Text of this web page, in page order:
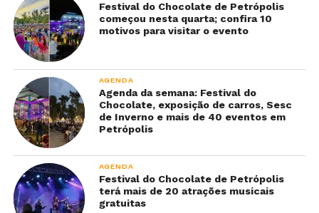
Festival do Chocolate de Petrópolis
começou nesta quarta; confira 10
motivos para visitar o evento
AGENDA
Agenda da semana: Festival do
Chocolate, exposição de carros, Sesc
de Inverno e mais de 40 eventos em
Petrópolis
AGENDA
Festival do Chocolate de Petrópolis
terá mais de 20 atrações musicais
gratuitas